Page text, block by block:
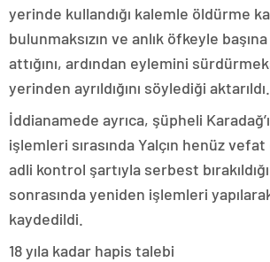
yerinde kullandığı kalemle öldürme
bulunmaksızın ve anlık öfkeyle
attığını, ardından eylemini
yerinden ayrıldığını söylediği aktarıldı.
İddianamede ayrıca, şüpheli
işlemleri sırasında Yalçın henüz
adli kontrol şartıyla serbest
sonrasında yeniden işlemleri
kaydedildi.
18 yıla kadar hapis talebi